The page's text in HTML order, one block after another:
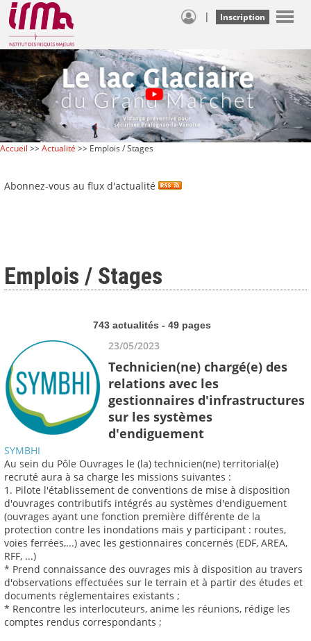
| Inscription
Accueil >>Actualité >> Emplois / Stages
Abonnez-vous au flux d'actualité
Emplois / Stages
743 actualités - 49 pages
23/05/2023
Technicien(ne) chargé(e) des
relations avec les
gestionnaires d'infrastructures
sur les systèmes
d'endiguement
SYMBHI
Au sein du Pôle Ouvrages le (la) technicien(ne) territorial(e)
recruté aura à sa charge les missions suivantes :
1. Pilote l'établissement de conventions de mise à disposition
d'ouvrages contributifs intégrés au systèmes d'endiguement
(ouvrages ayant une fonction première différente de la
protection contre les inondations mais y participant : routes,
voies ferrées,...) avec les gestionnaires concernés (EDF, AREA,
RFF, ...)
* Prend connaissance des ouvrages mis à disposition au travers
d'observations effectuées sur le terrain et à partir des études et
documents réglementaires existants ;
* Rencontre les interlocuteurs, anime les réunions, rédige les
comptes rendus correspondants ;